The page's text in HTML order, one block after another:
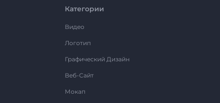
Категории
Видео
Логотип
Графический Дизайн
Веб-Сайт
Мокап